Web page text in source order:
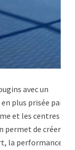
avec un
plus prisée par
et les centres
permet de créer
la performance